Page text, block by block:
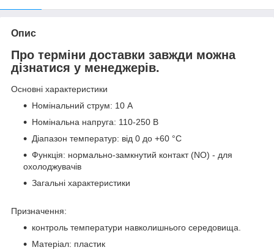
Опис
Про терміни доставки завжди можна
дізнатися у менеджерів.
Основні характеристики
Номінальний струм: 10 А
Номінальна напруга: 110-250 В
Діапазон температур: від 0 до +60 °С
Функція: нормально-замкнутий контакт (NO) - для
охолоджувачів
Загальні характеристики
Призначення:
контроль температури навколишнього середовища.
Матеріал: пластик